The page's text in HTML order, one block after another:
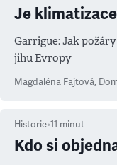
Je
Garrigue: Jak
jihu Evropy
Magdaléna Fajtová,
Historie•11 minut
Kdo si